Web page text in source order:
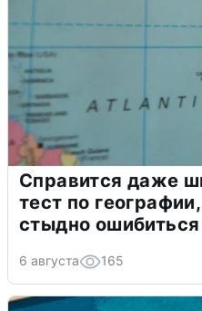
Справится даже
тест по
стыдно ошибиться
6 августа 165